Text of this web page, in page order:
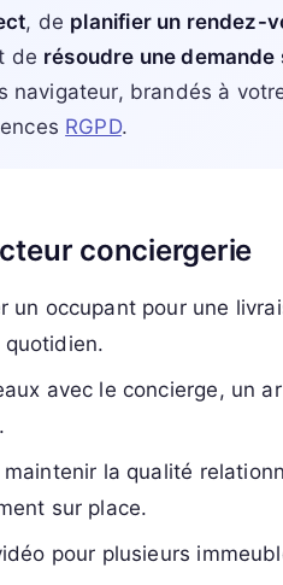
, de planifier un rendez-
de résoudre une
navigateur, brandés à
RGPD.
conciergerie
un occupant pour une
quotidien.
avec le concierge, un
maintenir la qualité
sur place.
pour plusieurs